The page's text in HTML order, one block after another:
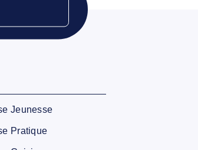
Jeunesse
Pratique